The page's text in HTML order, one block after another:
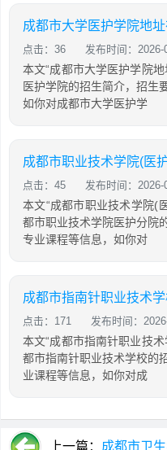
成都市大学医护学院地址
点击：36 发布时间：2026-
本文“成都市大学医护学院
医护学院的招生简介，招生
如你对成都市大学医护学
成都市职业技术学院(医
点击：45 发布时间：2026-
本文“成都市职业技术学院(
都市职业技术学院医护分院
专业课程等信息，如你对
成都市指南针职业技术
点击：171 发布时间：
本文“成都市指南针职业技
都市指南针职业技术学校的
业课程等信息，如你对成
上一篇： 成都市卫